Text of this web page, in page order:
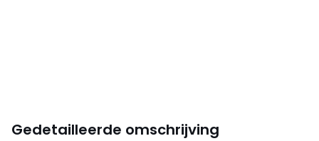
Gedetailleerde omschrijving